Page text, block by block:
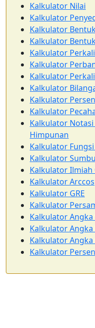
Kalkulator Nilai
Kalkulator
Kalkulator
Kalkulator
Kalkulator
Kalkulator
Kalkulator
Kalkulator
Kalkulator
Kalkulator
Kalkulator
Himpunan
Kalkulator
Kalkulator
Kalkulator Ilmiah
Kalkulator Arccos
Kalkulator GRE
Kalkulator
Kalkulator
Kalkulator
Kalkulator
Kalkulator